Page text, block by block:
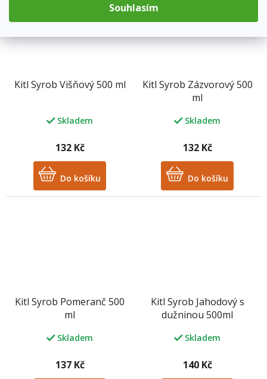
Souhlasím
Kitl Syrob Višňový 500 ml
Skladem
132 Kč
Do košíku
Kitl Syrob Zázvorový 500
ml
Skladem
132 Kč
Do košíku
Kitl Syrob Pomeranč 500
ml
Skladem
137 Kč
Kitl Syrob Jahodový s
dužninou 500ml
Skladem
140 Kč